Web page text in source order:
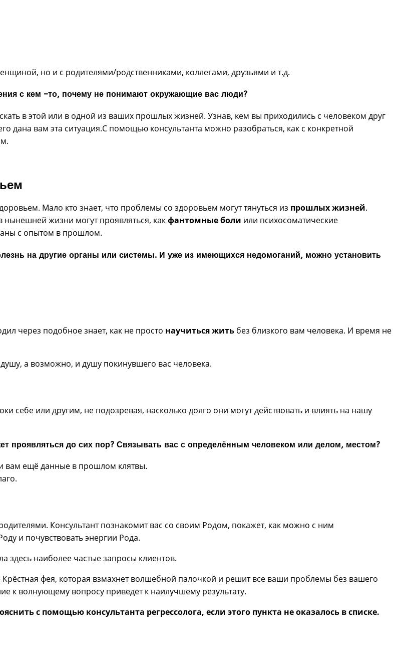
но и с родителями/родственниками, коллегами, друзьями и т.д.
с кем –то, почему не понимают окружающие вас люди?
в этой или в одной из ваших прошлых жизней. Узнав, кем вы приходились с человеком друг
дана вам эта ситуация.С помощью консультанта можно разобраться, как с конкретной
Мало кто знает, что проблемы со здоровьем могут тянуться из прошлых жизней.
жизни могут проявляться, какфантомные боли или психосоматические
с опытом в прошлом.
на другие органы или системы. И уже из имеющихся недомоганий, можно установить
через подобное знает, как не просто научиться жить без близкого вам человека. И время не
а возможно, и душу покинувшего вас человека.
себе или другим, не подозревая, насколько долго они могут действовать и влиять на нашу
проявляться до сих пор? Связывать вас с определённым человеком или делом, местом?
вам ещё данные в прошлом клятвы.
Консультант познакомит вас со своим Родом, покажет, как можно с ним
и почувствовать энергии Рода.
наиболее частые запросы клиентов.
фея, которая взмахнет волшебной палочкой и решит все ваши проблемы без вашего
к волнующему вопросу приведет к наилучшему результату.
с помощью консультанта регрессолога, если этого пункта не оказалось в списке.